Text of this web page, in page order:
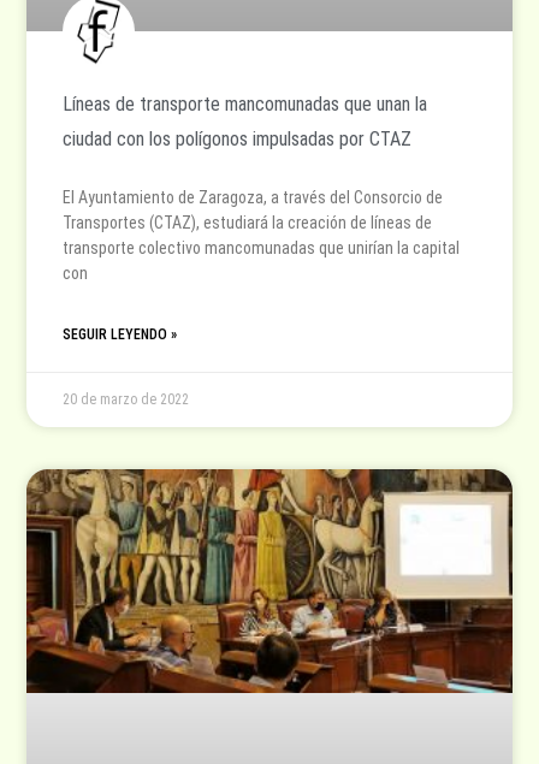
Líneas de transporte mancomunadas que unan la
ciudad con los polígonos impulsadas por CTAZ
El Ayuntamiento de Zaragoza, a través del Consorcio de
Transportes (CTAZ), estudiará la creación de líneas de
transporte colectivo mancomunadas que unirían la capital
con
SEGUIR LEYENDO »
20 de marzo de 2022